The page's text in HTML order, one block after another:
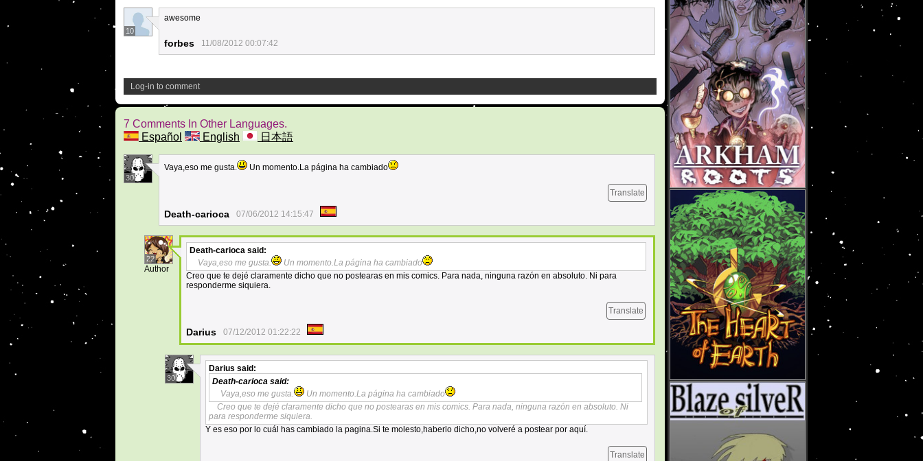
10
awesome
forbes 11/08/2012 00:07:42
Log-in to comment
7 Comments In Other Languages.
Español
English 日本語
30
Vaya,eso me gusta. Un momento.La página ha cambiado
Translate
Death-carioca 07/06/2012 14:15:47
22
Author
Death-carioca said:
Vaya,eso me gusta.
Un momento.La página ha cambiado
Creo que te dejé claramente dicho que no postearas en mis comics. Para nada, ninguna razón en absoluto. Ni para
responderme siquiera.
Translate
Darius 07/12/2012 01:22:22
30
Darius said:
Death-carioca said:
Vaya,eso me gusta.
Un momento.La página ha cambiado
Creo que te dejé claramente dicho que no postearas en mis comics. Para nada, ninguna razón en absoluto. Ni
para responderme siquiera.
Y es eso por lo cuál has cambiado la pagina.Si te molesto,haberlo dicho,no volveré a postear por aquí.
Translate